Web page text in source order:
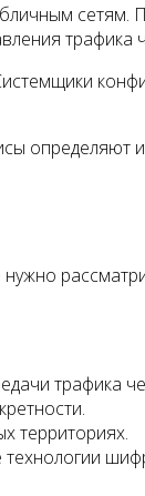
сетям.
трафика
территориях.
технологии